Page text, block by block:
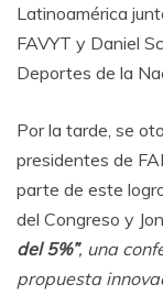
Latinoamérica
FAVYT y Daniel
Deportes de la
Por la tarde, se
presidentes de
parte de este
del Congreso y
del 5%”, una
propuesta